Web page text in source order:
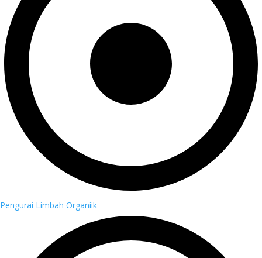
Pengurai Limbah Organiik